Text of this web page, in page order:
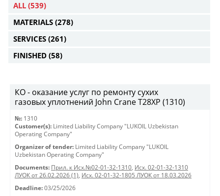
ALL (539)
MATERIALS (278)
SERVICES (261)
FINISHED (58)
КО - оказание услуг по ремонту сухих
газовых уплотнений John Crane T28XP (1310)
№: 1310
Customer(s): Limited Liability Company "LUKOIL Uzbekistan
Operating Company"
Organizer of tender: Limited Liability Company "LUKOIL
Uzbekistan Operating Company"
Documents: Прил. к Исх.№02-01-32-1310, Исх. 02-01-32-1310
ЛУОК от 26.02.2026 (1), Исх. 02-01-32-1805 ЛУОК от 18.03.2026
Deadline: 03/25/2026